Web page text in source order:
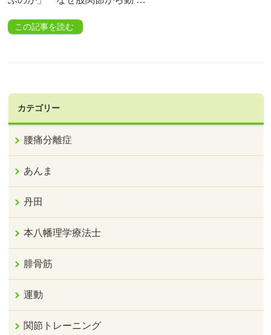
この記事を読む
カテゴリー
腰痛分離症
あんま
丹田
本八幡理学療法士
腓骨筋
運動
関節トレーニング